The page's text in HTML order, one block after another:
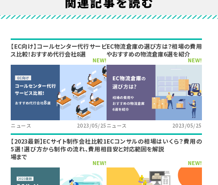
【EC向け】コールセンター代行サービ
ス比較！おすすめ代行会社8選
NEW!
ニュース 2023/05/25
EC物流倉庫の選び方は？相場の費用
やおすすめの物流倉庫6選を紹介
NEW!
ニュース 2023/05/25
【2023最新】ECサイト制作会社比較1
5選！選び方から制作の流れ、費用相
場まで
NEW!
ECコンサルの相場はいくら？費用の
目安と対応範囲を解説
NEW!